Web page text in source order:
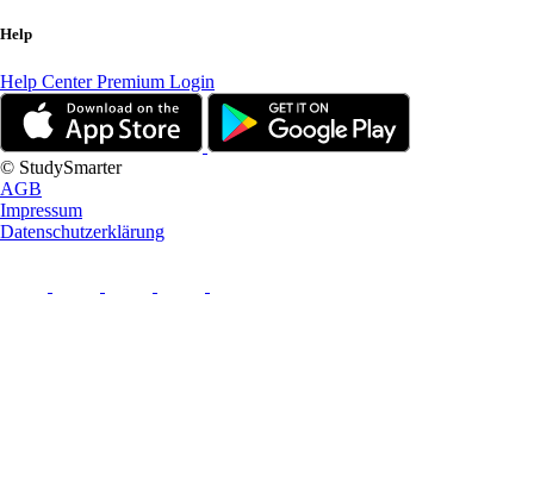
Help
Help CenterPremium Login
© StudySmarter
AGB
Impressum
Datenschutzerklärung